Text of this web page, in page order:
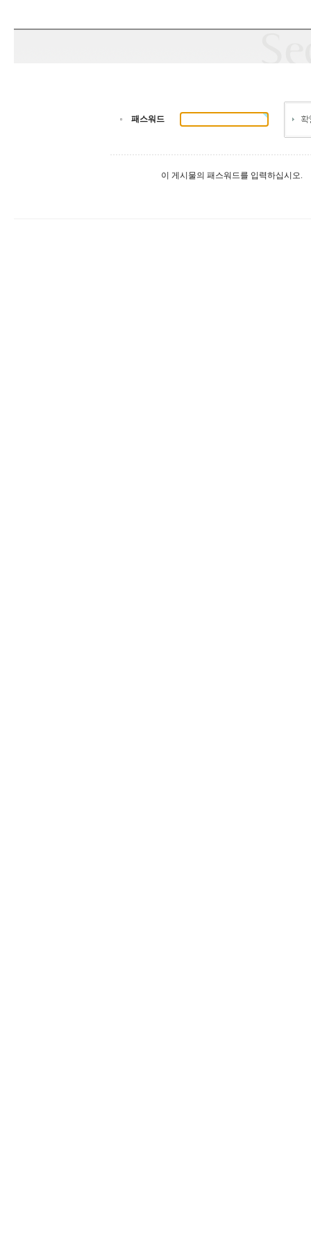
패스워드
이 게시물의 패스워드를 입력하십시오.